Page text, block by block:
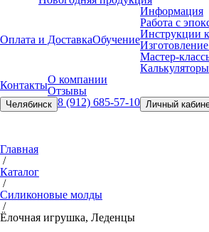
Оплата и ДоставкаОбучение
Информация
Работа с
Инструкции
Мастер-
Калькуляторы
КонтактыО компании
Отзывы
Челябинск 8 (912) 685-57-10 Личный
Главная
/
Каталог
/
Силиконовые молды
/
Ёлочная игрушка, Леденцы